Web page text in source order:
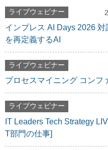
ライブウェビナー
インプレス AI Days 2026
を再定義するAI
ライブウェビナー
プロセスマイニング コンフ
ライブウェビナー
IT Leaders Tech Strategy
T部門の仕事]